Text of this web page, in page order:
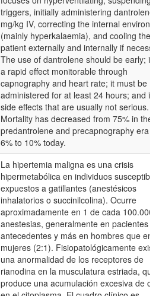
triggers, initially administering dantrolene
mg/kg IV, correcting the internal
(mainly hyperkalaemia), and cooling the
patient externally and internally if
The use of dantrolene should be early; it
a rapid effect monitorable through
capnography and heart rate; it must be
administered for at least 24 hours; and it
side effects that are usually not serious.
Mortality has decreased from 75% in the
predantrolene and precapnography era to
6% to 10% today.
La hipertemia maligna es una crisis
hipermetabólica en individuos
expuestos a gatillantes (anestésicos
inhalatorios o succinilcolina). Ocurre
aproximadamente en 1 de cada 100.000
anestesias, generalmente en pacientes
antecedentes y más en hombres que en
mujeres (2:1). Fisiopatológicamente
una anormalidad de los receptores de
rianodina en la musculatura estriada, que
produce una acumulación excesiva de